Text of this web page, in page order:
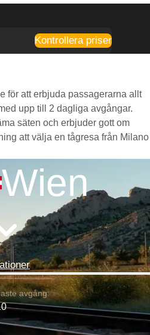
Kontrollera priser
för att erbjuda passagerarna allt
upp till 2 dagliga avgångar.
säten och erbjuder gott om
att välja en tågresa från Milano
Wien
avgång: